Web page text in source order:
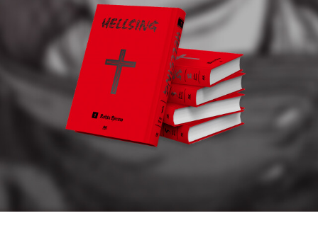
준, 감독의 명민함에 다시 놀람!)은 더더욱 리얼리즘의 정수를 보여
주는 듯하다. ... 아빠 무엇보다도 돈을 벌어서, 이 집을 사고, 아버지
는 그냥 올라오기만 하세요... 하지만 아들(이름이??)이 말쑥한 차림
으로 집 구경을 하는 장면은 역시나 꿈일 뿐이다. 님아, 꿈 깨시라!!!
뭔 수로 저 집을 살만한 돈을 벌겠나. 니들은 있을 곳은 저 아래(정원)
도 아닌, 더 저 아래(지하)이다. 사람은 절대로 선을 넘지 말아야 되는
법! 자신의 냄새-스멜(smell)을 절대 없앨 수 없는 법! 개천의 용이 되
지 말고 개천의 가재로, 붕어로 행복하시라! 작년 여름에 본 이창동의
<버닝>을 떠올려보면, 여기서는 감독이 '안'-금수저(설마 흙수저?)
라 유산계급, 소위 가진 자에 대한 부정적 시각이 노골적이다. 그는 권